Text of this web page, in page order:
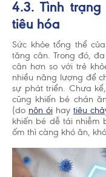
4.3. Tình
tiêu hóa
Sức khỏe tổng thể
tăng cân. Trong đó,
cân hơn so với trẻ
nhiều năng lượng để
sự phát triển. Chưa
cũng khiến bé chán
(do nôn óihay tiêu
khiến bé dễ tái nhiễm
ốm thì càng khó ăn,